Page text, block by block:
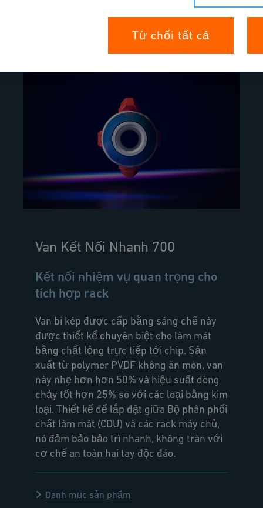
Van Kết Nối Nhanh 700
Kết nối nhiệm vụ quan trọng cho
tích hợp rack
Van bi kép được cấp bằng sáng chế này
được thiết kế chuyên biệt cho làm mát
bằng chất lỏng trực tiếp tới chip. Sản
xuất từ polymer PVDF không ăn mòn, van
này nhẹ hơn hơn 50% và hiệu suất dòng
chảy tốt hơn 25% so với các loại bằng kim
loại. Thiết kế để lắp đặt giữa Bộ phân phối
chất làm mát (CDU) và các rack máy chủ,
nó đảm bảo bảo trì nhanh, không tràn với
cơ chế an toàn hai tay độc đáo.
Danh mục sản phẩm
Từ chối tất cả